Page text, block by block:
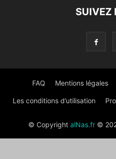
SUIVEZ
FAQ Mentions légales
Les conditions d’utilisation
© Copyright alNas.fr©